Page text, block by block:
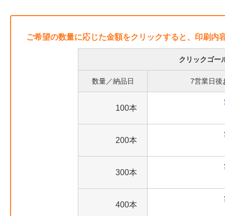
ご希望の数量に応じた金額をクリックすると、印刷内
クリックゴー
数量／納品日 7営業日後
100本
200本
300本
400本